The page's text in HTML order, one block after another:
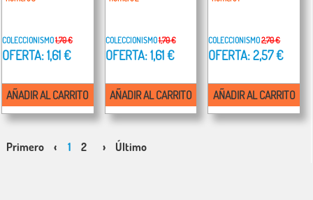
COLECCIONISMO1,70 €
OFERTA: 1,61 €
AÑADIR AL CARRITO
COLECCIONISMO1,70 €
OFERTA: 1,61 €
AÑADIR AL CARRITO
COLECCIONISMO2,70 €
OFERTA: 2,57 €
AÑADIR AL CARRITO
Primero ‹ 1 2 › Último